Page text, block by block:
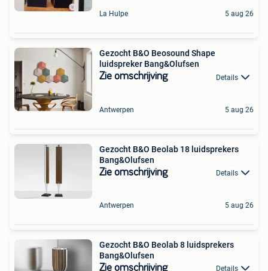
La Hulpe 5 aug 26
Gezocht B&O Beosound Shape
luidspreker Bang&Olufsen
Zie omschrijving Details
Antwerpen 5 aug 26
Gezocht B&O Beolab 18 luidsprekers
Bang&Olufsen
Zie omschrijving Details
Antwerpen 5 aug 26
Gezocht B&O Beolab 8 luidsprekers
Bang&Olufsen
Zie omschrijving Details